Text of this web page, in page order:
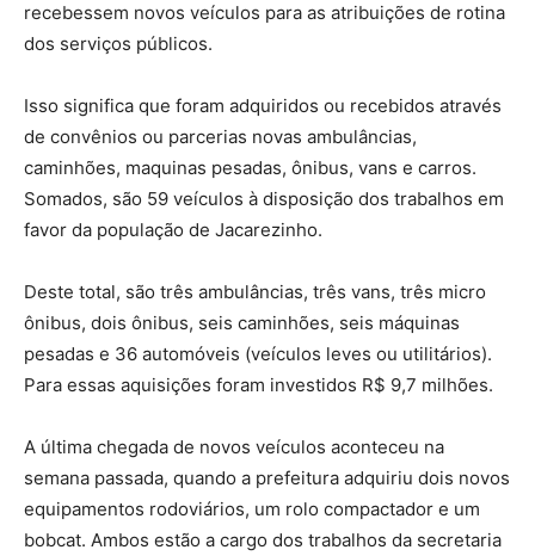
recebessem novos veículos para as atribuições de rotina
dos serviços públicos.
Isso significa que foram adquiridos ou recebidos através
de convênios ou parcerias novas ambulâncias,
caminhões, maquinas pesadas, ônibus, vans e carros.
Somados, são 59 veículos à disposição dos trabalhos em
favor da população de Jacarezinho.
Deste total, são três ambulâncias, três vans, três micro
ônibus, dois ônibus, seis caminhões, seis máquinas
pesadas e 36 automóveis (veículos leves ou utilitários).
Para essas aquisições foram investidos R$ 9,7 milhões.
A última chegada de novos veículos aconteceu na
semana passada, quando a prefeitura adquiriu dois novos
equipamentos rodoviários, um rolo compactador e um
bobcat. Ambos estão a cargo dos trabalhos da secretaria